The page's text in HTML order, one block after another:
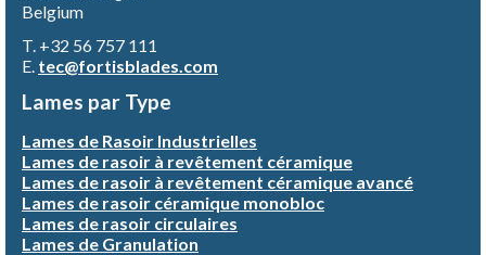
Belgium
T. +32 56 757 111
E. tec@fortisblades.com
Lames par Type
Lames de Rasoir Industrielles
Lames de rasoir à revêtement céramique
Lames de rasoir à revêtement céramique avancé
Lames de rasoir céramique monobloc
Lames de rasoir circulaires
Lames de Granulation